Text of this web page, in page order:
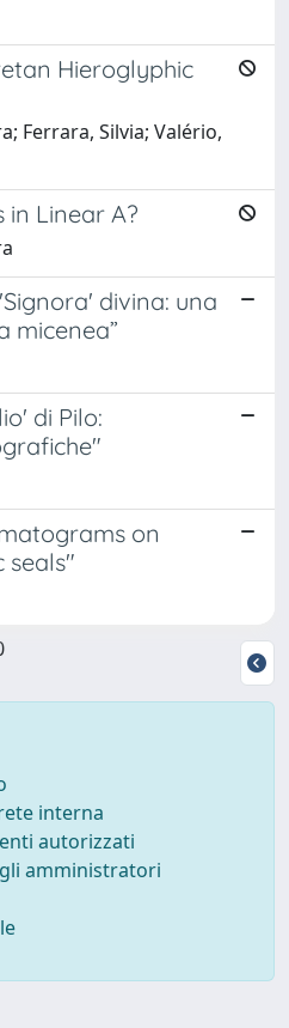
Hieroglyphic
Ferrara, Silvia; Valério,
in Linear A?
divina: una
micenea”
di Pilo:
on
seals"
interna
autorizzati
amministratori